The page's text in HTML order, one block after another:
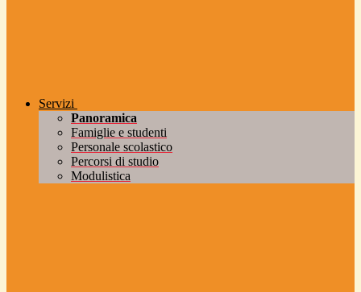
Servizi
Panoramica
Famiglie e studenti
Personale scolastico
Percorsi di studio
Modulistica